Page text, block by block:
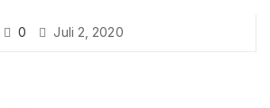
0 Juli 2, 2020